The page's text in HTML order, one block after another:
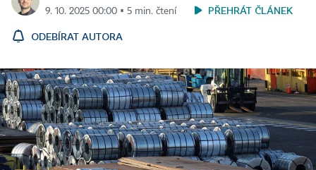
9. 10. 2025 00:00 ▪ 5 min. čtení PŘEHRÁT ČLÁNEK
ODEBÍRAT AUTORA